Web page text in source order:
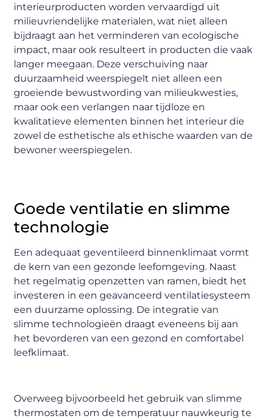
interieurproducten worden vervaardigd uit
milieuvriendelijke materialen, wat niet alleen
bijdraagt aan het verminderen van ecologische
impact, maar ook resulteert in producten die vaak
langer meegaan. Deze verschuiving naar
duurzaamheid weerspiegelt niet alleen een
groeiende bewustwording van milieukwesties,
maar ook een verlangen naar tijdloze en
kwalitatieve elementen binnen het interieur die
zowel de esthetische als ethische waarden van de
bewoner weerspiegelen.
Goede ventilatie en slimme
technologie
Een adequaat geventileerd binnenklimaat vormt
de kern van een gezonde leefomgeving. Naast
het regelmatig openzetten van ramen, biedt het
investeren in een geavanceerd ventilatiesysteem
een duurzame oplossing. De integratie van
slimme technologieën draagt eveneens bij aan
het bevorderen van een gezond en comfortabel
leefklimaat.
Overweeg bijvoorbeeld het gebruik van slimme
thermostaten om de temperatuur nauwkeurig te